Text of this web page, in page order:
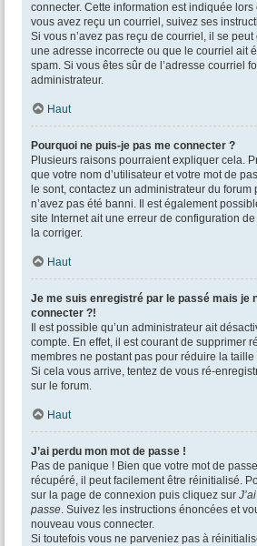
connecter. Cette information est indiquée lors
vous avez reçu un courriel, suivez ses
Si vous n’avez pas reçu de courriel, il se
une adresse incorrecte ou que le courriel ait
spam. Si vous êtes sûr de l’adresse courriel
administrateur.
Haut
Pourquoi ne puis-je pas me connecter ?
Plusieurs raisons pourraient expliquer cela.
que votre nom d’utilisateur et votre mot de
le sont, contactez un administrateur du
n’avez pas été banni. Il est également
site Internet ait une erreur de configuration de
la corriger.
Haut
Je me suis enregistré par le passé mais je
connecter ?!
Il est possible qu’un administrateur ait
compte. En effet, il est courant de supprimer
membres ne postant pas pour réduire la
Si cela vous arrive, tentez de vous ré-
sur le forum.
Haut
J’ai perdu mon mot de passe !
Pas de panique ! Bien que votre mot de
récupéré, il peut facilement être réinitialisé.
sur la page de connexion puis cliquez sur
passe. Suivez les instructions énoncées et
nouveau vous connecter.
Si toutefois vous ne parveniez pas à